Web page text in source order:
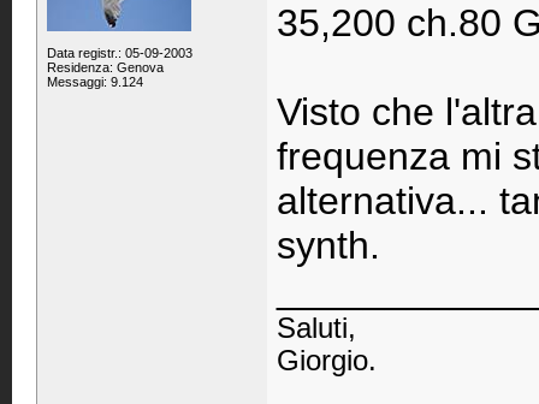
Data registr.: 05-09-2003
Residenza: Genova
Messaggi: 9.124
35,200 ch.80
Visto che
frequenza mi
alternativa...
synth.
Saluti,
Giorgio.